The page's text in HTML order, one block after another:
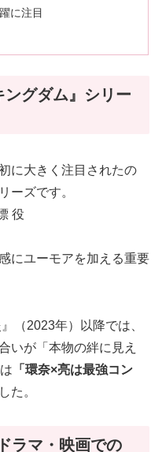
に注目
グダム』シリー
に大きく注目されたの
ーズです。
役
にユーモアを加える重要
（2023年）以降では、
いが「本物の絆に見え
「環奈×亮は最強コン
た。
ラマ・映画での